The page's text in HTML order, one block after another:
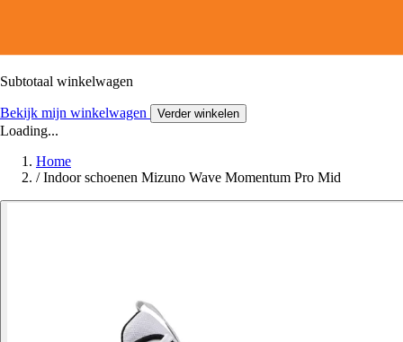
Subtotaal winkelwagen
Bekijk mijn winkelwagen Verder winkelen
Loading...
Home
/ Indoor schoenen Mizuno Wave Momentum Pro Mid